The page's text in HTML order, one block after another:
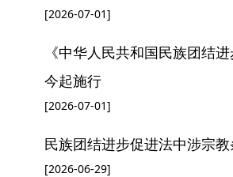
[2026-07-01]
《中华人民共和国民族团结进
今起施行
[2026-07-01]
民族团结进步促进法中涉宗
[2026-06-29]